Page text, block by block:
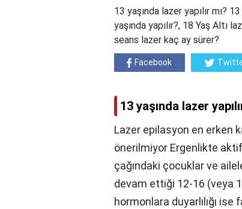
13 yaşında lazer yapılır mı?
yaşında yapılır?, 18 Yaş Altı
seans lazer kaç ay sürer?
Facebook
13 yaşında lazer
Lazer epilasyon en erken
önerilmiyor Ergenlikte
çağındaki çocuklar ve
devam ettiği 12-16 (veya
hormonlara duyarlılığı ise